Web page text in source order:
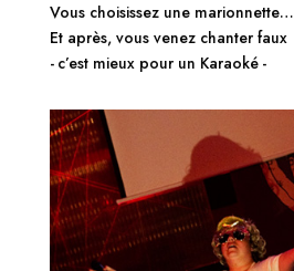
Vous choisissez une marionnette…
Et après, vous venez chanter faux
- c’est mieux pour un Karaoké -